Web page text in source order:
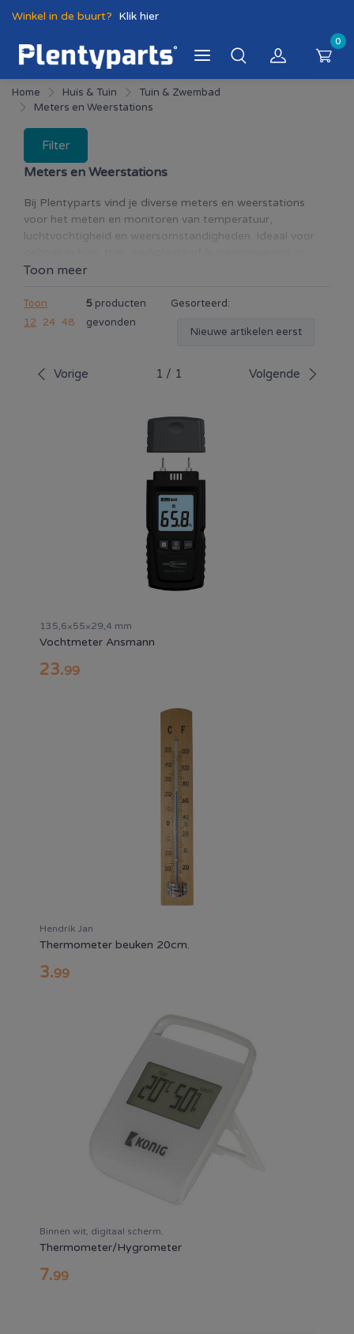
Winkel in de buurt? Klik hier
0
Home Huis & Tuin
Tuin & Zwembad
Meters en Weerstations
Filter
Meters en Weerstations
Bij Plentyparts vind je diverse meters en weerstations
voor het meten en monitoren van temperatuur,
luchtvochtigheid en weersomstandigheden. Ideaal voor
deze categorie vind je praktische meetapparatuur zoals
andere meetinstrumenten voor dagelijks gebruik. Geschikt
voor het controleren van binnen- en buitentemperaturen
en het volgen van weersveranderingen. Met betrouwbare
klimaat, temperatuur en luchtkwaliteit in en rondom jouw
Toon meer
Toon
12
24 48
5producten
gevonden
Gesorteerd:
Nieuwe artikelen eerst
Vorige 1 / 1 Volgende
135,6×55×29,4 mm
Vochtmeter Ansmann
23.99
Hendrik Jan
Thermometer beuken 20cm.
3.99
Binnen wit, digitaal scherm.
Thermometer/Hygrometer
7.99